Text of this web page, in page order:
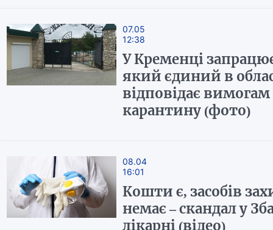
07.05
12:38
У Кременці
який єдиний в
відповідає вимогам
карантину (фото)
08.04
16:01
Кошти є, засобів
немає – скандал у
лікарні (відео)